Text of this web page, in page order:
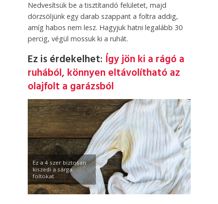
Nedvesítsük be a tisztítandó felületet, majd
dörzsöljünk egy darab szappant a foltra addig,
amíg habos nem lesz. Hagyjuk hatni legalább 30
percig, végül mossuk ki a ruhát.
Ez is érdekelhet: Így jön ki a rágó a
ruhából, könnyen eltávolítható az
olajfolt a garázsból
Ez a 4 szer biztosan
kiszedi a sárga
foltokat